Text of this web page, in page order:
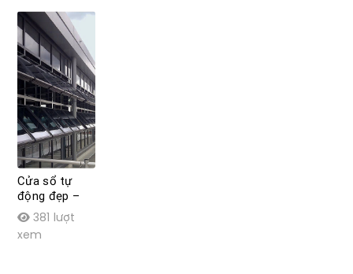
Cửa sổ tự
động đẹp –
Lắp đặt tại
nhà SIÊU DỄ-
video hướng
381 lượt
xem